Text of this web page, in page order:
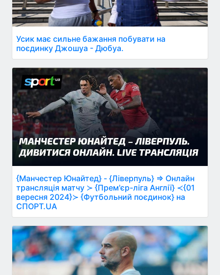
Усик має сильне бажання побувати на
поєдинку Джошуа - Дюбуа.
{Манчестер Юнайтед} - {Ліверпуль} ⇒ Онлайн
трансляція матчу ≻ {Прем'єр-ліга Англії} ≺{01
вересня 2024}≻ {Футбольний поєдинок} на
СПОРТ.UA